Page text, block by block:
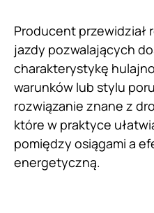
Producent przewidział
jazdy pozwalających
charakterystykę
warunków lub stylu
rozwiązanie znane z
które w praktyce
pomiędzy osiągami a
energetyczną.